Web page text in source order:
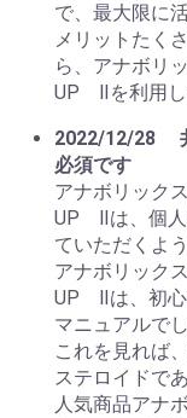
で、最大限に
メリットたく
ら、アナボリ
UP Ⅱを利用し
2022/12/28
必須です
アナボリック
UP Ⅱは、個人
ていただくよ
アナボリック
UP Ⅱは、初心
マニュアルでし
これを見れば
ステロイドで
人気商品アナ